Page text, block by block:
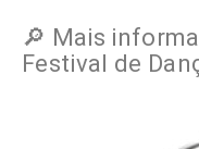
🔎 Mais
Festival de